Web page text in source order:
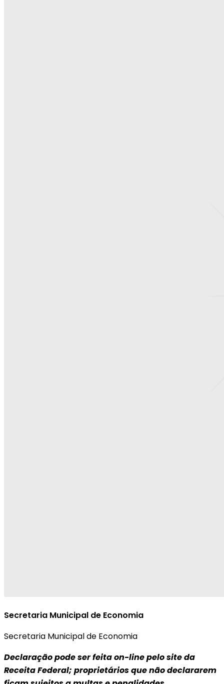
Secretaria Municipal de Economia
Secretaria Municipal de Economia
Declaração pode ser feita on-line pelo site da
Receita Federal; proprietários que não declararem